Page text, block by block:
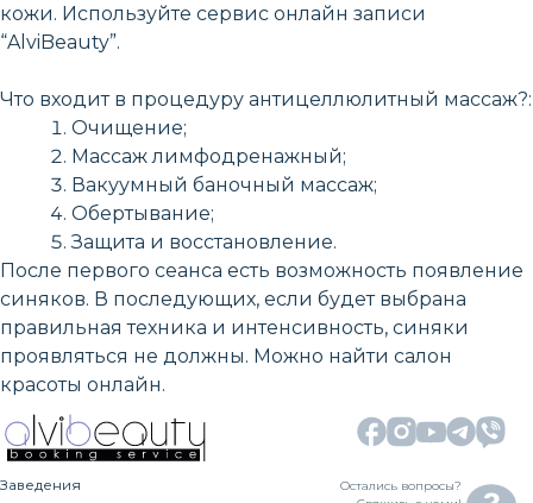
кожи. Используйте сервис онлайн записи
“AlviBeauty”.
Что входит в процедуру антицеллюлитный массаж?:
Очищение;
Массаж лимфодренажный;
Вакуумный баночный массаж;
Обертывание;
Защита и восстановление.
После первого сеанса есть возможность появление
синяков. В последующих, если будет выбрана
правильная техника и интенсивность, синяки
проявляться не должны. Можно найти салон
красоты онлайн.
Заведения
Остались вопросы?